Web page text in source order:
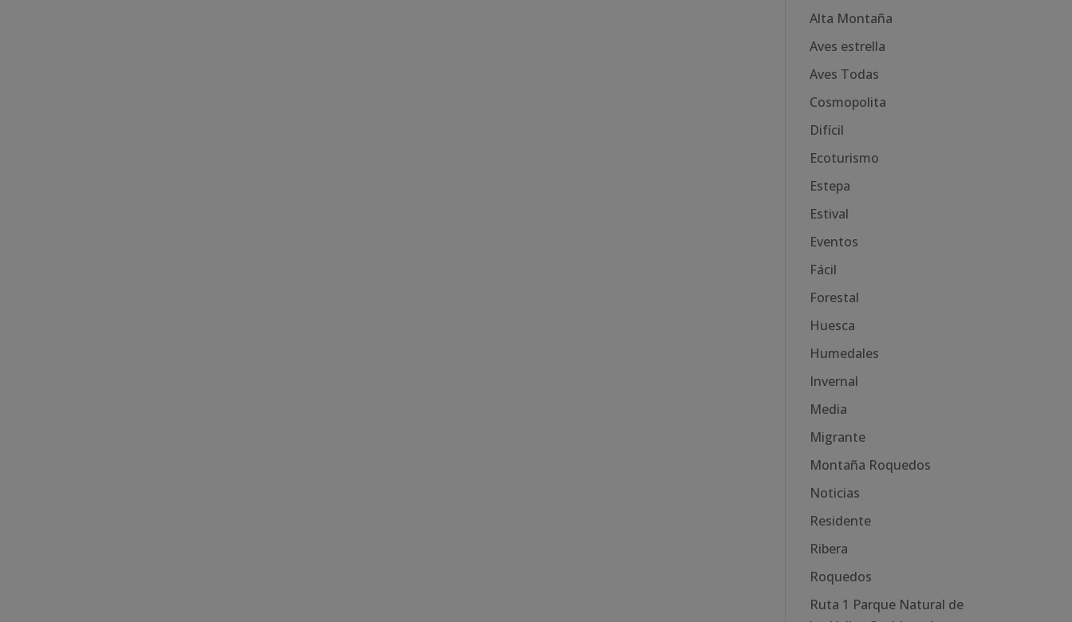
Alta Montaña
Aves estrella
Aves Todas
Cosmopolita
Difícil
Ecoturismo
Estepa
Estival
Eventos
Fácil
Forestal
Huesca
Humedales
Invernal
Media
Migrante
Montaña Roquedos
Noticias
Residente
Ribera
Roquedos
Ruta 1 Parque Natural de